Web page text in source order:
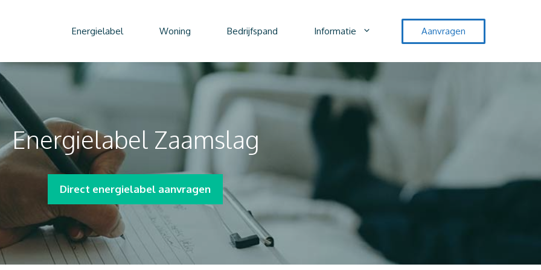
Energielabel Woning Bedrijfspand Informatie Aanvragen
Energielabel Zaamslag
Direct energielabel aanvragen